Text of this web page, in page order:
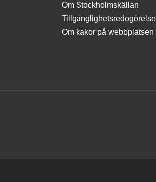
Om Stockholmskällan
Tillgänglighetsredogörelse
Om kakor på webbplatsen